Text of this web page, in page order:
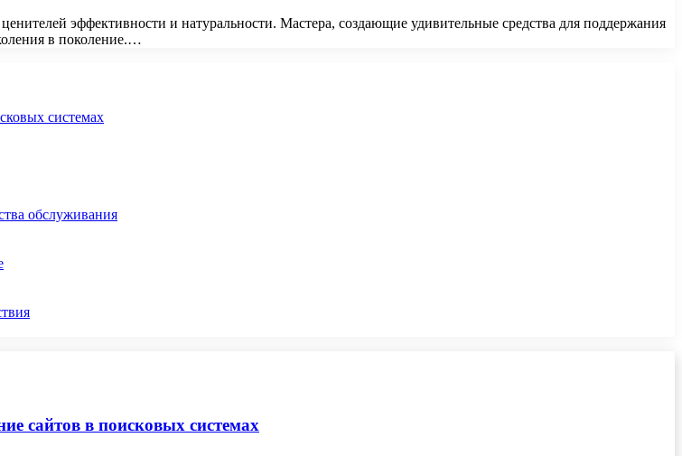
эффективности и натуральности. Мастера, создающие удивительные средства для поддержания
в поколение.…
системах
обслуживания
сайтов в поисковых системах